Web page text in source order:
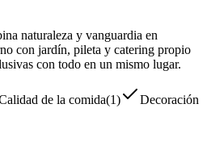
naturaleza y vanguardia en
con jardín, pileta y catering propio
con todo en un mismo lugar.
de la comida(1)
Decoración